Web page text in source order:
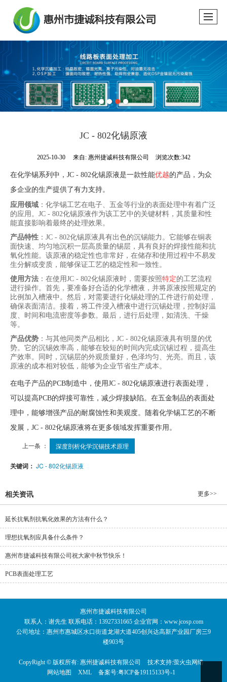
JC - 802化锡原液
2025-10-30 来自: 惠州捷诚科技有限公司 浏览次数:342
在化学锡系列中，JC - 802化锡原液是一款性能优越的产品，为众
多企业的生产提供了有力支持。
应用领域‌：化学锡工艺在电子、五金等行业的表面处理中有着广泛
的应用。JC - 802化锡原液作为该工艺中的关键材料，其质量和性
能直接影响着最终的处理效果。
产品特性‌：JC - 802化锡原液具有出色的沉锡能力。它能够在铜表
面快速、均匀地沉积一层高质量的锡层，具有良好的焊接性能和抗
氧化性能。该原液的稳定性也非常好，在储存和使用过程中不易发
生分解或变质，能够保证工艺的稳定性和一致性。
使用方法‌：在使用JC - 802化锡原液时，需要按照特定的工艺流程
进行操作。首先，要准备好合适的化学槽液，并将原液按照规定的
比例加入槽液中。然后，对需要进行化锡处理的工件进行前处理，
确保表面清洁。接着，将工件浸入槽液中进行沉锡处理，控制好温
度、时间和电流密度等参数。最后，进行后处理，如清洗、干燥
等。
产品优势‌：与其他同类产品相比，JC - 802化锡原液具有明显的优
势。它的沉锡效率高，能够在较短的时间内完成沉锡过程，提高生
产效率。同时，沉锡层的外观质量好，色泽均匀、光亮。而且，该
原液的成本相对较低，能够为企业节省生产成本。
在电子产品的PCB制造中，使用JC - 802化锡原液进行表面处理，
可以提高PCB的焊接可靠性，减少焊接缺陷。在五金制品的表面处
理中，能够增强产品的耐腐蚀性和美观度。随着化学锡工艺的不断
发展，JC - 802化锡原液将在更多领域发挥重要作用。
上一条 ： 深度剖析化学沉锡技术原理
关键词： JC - 802化锡原液
相关资讯 更多>>
延长抗氧剂抗氧化效果的方法有什么？
理想抗氧剂应具备什么条件？
惠州市捷诚科技有限公司祝大家中秋节快乐！
PCB表面处理工艺
惠州市捷诚科技有限公司
联系人：谢先生 联系电话：13927331665 企业官网：www.jcosp.com
公司地址：惠州市惠城区水口街道龙湖大道405创兴达高新产业园厂房三9
楼903号
CopyRight © 版权所有: 惠州捷诚科技有限公司 技术支持:萤火虫网络
网站地图
XML 备案号:粤ICP备19115133号-1